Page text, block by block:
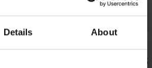
Details About
Grudnjak Maia 4D